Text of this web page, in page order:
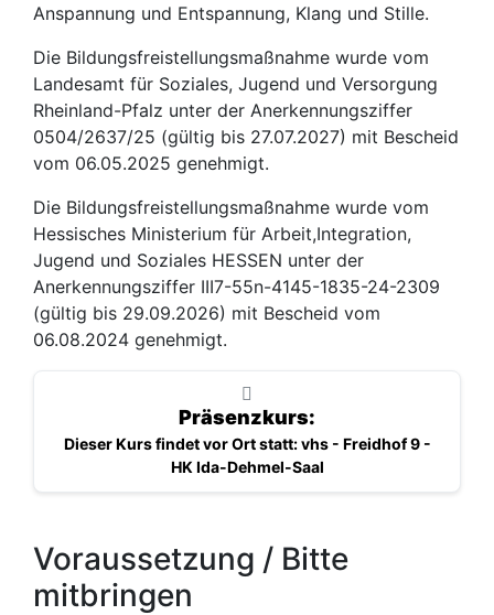
Anspannung und Entspannung, Klang und Stille.
Die Bildungsfreistellungsmaßnahme wurde vom
Landesamt für Soziales, Jugend und Versorgung
Rheinland-Pfalz unter der Anerkennungsziffer
0504/2637/25 (gültig bis 27.07.2027) mit Bescheid
vom 06.05.2025 genehmigt.
Die Bildungsfreistellungsmaßnahme wurde vom
Hessisches Ministerium für Arbeit,Integration,
Jugend und Soziales HESSEN unter der
Anerkennungsziffer III7-55n-4145-1835-24-2309
(gültig bis 29.09.2026) mit Bescheid vom
06.08.2024 genehmigt.
Präsenzkurs:
Dieser Kurs findet vor Ort statt: vhs - Freidhof 9 -
HK Ida-Dehmel-Saal
Voraussetzung / Bitte
mitbringen